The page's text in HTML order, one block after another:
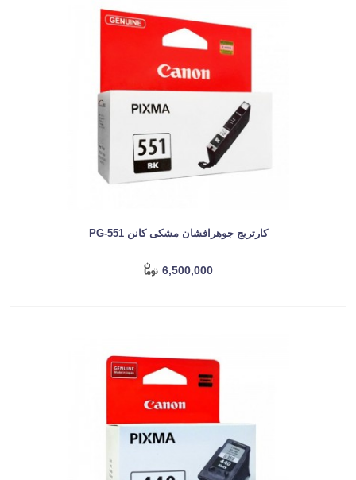
کارتریج جوهرافشان مشکی کانن PG-551
6,500,000